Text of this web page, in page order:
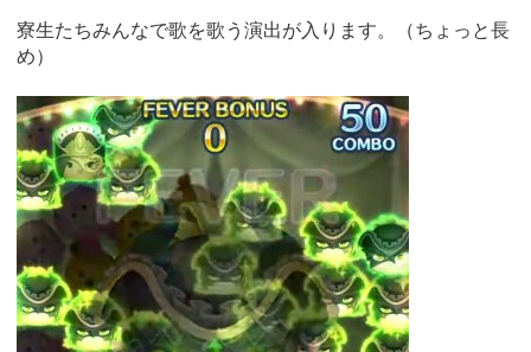
寮生たちみんなで歌を歌う演出が入ります。（ちょっと長
め）